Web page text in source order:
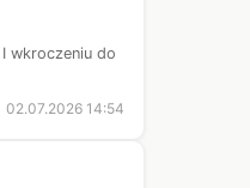
wkroczeniu do
02.07.2026 14:54